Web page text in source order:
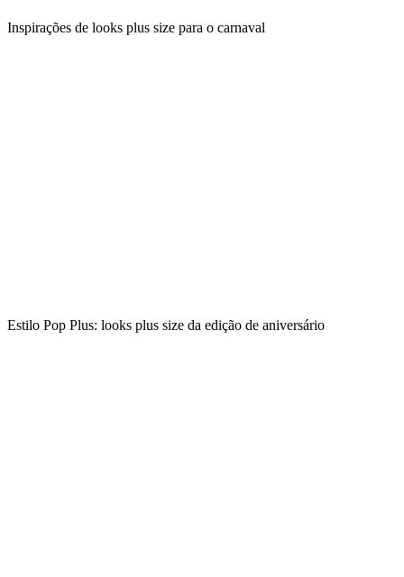
Inspirações de looks plus size para o carnaval
Estilo Pop Plus: looks plus size da edição de aniversário